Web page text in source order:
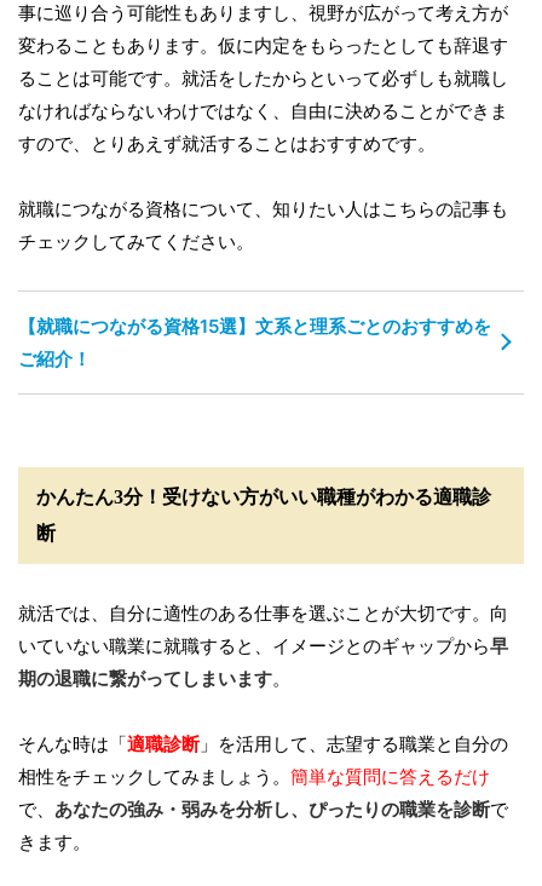
事に巡り合う可能性もありますし、視野が広がって考え方が
変わることもあります。仮に内定をもらったとしても辞退す
ることは可能です。就活をしたからといって必ずしも就職し
なければならないわけではなく、自由に決めることができま
すので、とりあえず就活することはおすすめです。
就職につながる資格について、知りたい人はこちらの記事も
チェックしてみてください。
【就職につながる資格15選】文系と理系ごとのおすすめを
ご紹介！
かんたん3分！受けない方がいい職種がわかる適職診
断
就活では、自分に適性のある仕事を選ぶことが大切です。向
いていない職業に就職すると、イメージとのギャップから早
期の退職に繋がってしまいます。
そんな時は「適職診断」を活用して、志望する職業と自分の
相性をチェックしてみましょう。 簡単な質問に答えるだけ
で、 あなたの強み・弱みを分析し、ぴったりの職業を診断で
きます。